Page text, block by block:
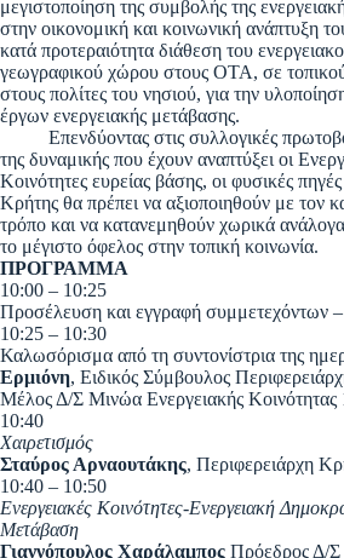
μεγιστοποίηση της συμβολής της
στην οικονομική και κοινωνική ανάπτυξη
κατά προτεραιότητα διάθεση του
γεωγραφικού χώρου στους ΟΤΑ, σε
στους πολίτες του νησιού, για την
έργων ενεργειακής μετάβασης.
Επενδύοντας στις συλλογικές
της δυναμικής που έχουν αναπτύξει οι
Κοινότητες ευρείας βάσης, οι φυσικές πηγές
Κρήτης θα πρέπει να αξιοποιηθούν με τον
τρόπο και να κατανεμηθούν χωρικά
το μέγιστο όφελος στην τοπική κοινωνία.
ΠΡΟΓΡΑΜΜΑ
10:00 – 10:25
Προσέλευση και εγγραφή συμμετεχόντων
10:25 – 10:30
Καλωσόρισμα από τη συντονίστρια της
Ερμιόνη, Ειδικός Σύμβουλος
Μέλος Δ/Σ Μινώα Ενεργειακής Κοινότητας
10:40
Χαιρετισμός
Σταύρος Αρναουτάκης, Περιφερειάρχη
10:40 – 10:50
Ενεργειακές Κοινότητες-Ενεργειακή
Μετάβαση
Γιαννόπουλος Χαράλαμπος Πρόεδρος Δ/